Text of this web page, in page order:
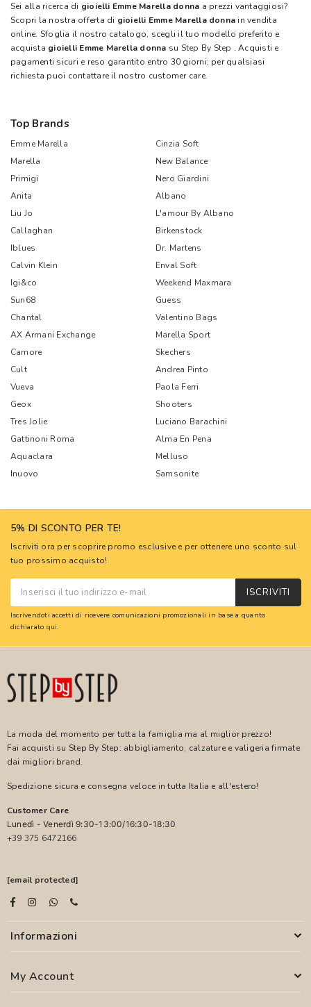
Sei alla ricerca di gioielli Emme Marella donna a prezzi vantaggiosi?
Scopri la nostra offerta di gioielli Emme Marella donna in vendita
online. Sfoglia il nostro catalogo, scegli il tuo modello preferito e
acquista gioielli Emme Marella donna su Step By Step . Acquisti e
pagamenti sicuri e reso garantito entro 30 giorni; per qualsiasi
richiesta puoi contattare il nostro customer care.
Top Brands
Emme Marella
Cinzia Soft
Marella
New Balance
Primigi
Nero Giardini
Anita
Albano
Liu Jo
L'amour By Albano
Callaghan
Birkenstock
Iblues
Dr. Martens
Calvin Klein
Enval Soft
Igi&co
Weekend Maxmara
Sun68
Guess
Chantal
Valentino Bags
AX Armani Exchange
Marella Sport
Camore
Skechers
Cult
Andrea Pinto
Vueva
Paola Ferri
Geox
Shooters
Tres Jolie
Luciano Barachini
Gattinoni Roma
Alma En Pena
Aquaclara
Melluso
Inuovo
Samsonite
5% DI SCONTO PER TE!
Iscriviti ora per scoprire promo esclusive e per ottenere uno sconto sul
tuo prossimo acquisto!
ISCRIVITI
Iscrivendoti accetti di ricevere comunicazioni promozionali in base a quanto
dichiarato qui.
La moda del momento per tutta la famiglia ma al miglior prezzo!
Fai acquisti su Step By Step: abbigliamento, calzature e valigeria firmate
dai migliori brand.
Spedizione sicura e consegna veloce in tutta Italia e all'estero!
Customer Care
Lunedì - Venerdì 9:30-13:00/16:30-18:30
+39 375 6472166
[email protected]
Informazioni
My Account